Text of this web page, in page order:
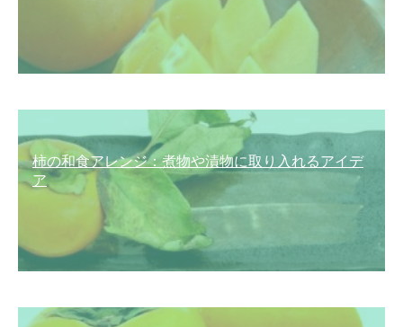
柿の和食アレンジ：煮物や漬物に取り入れるアイデ
ア